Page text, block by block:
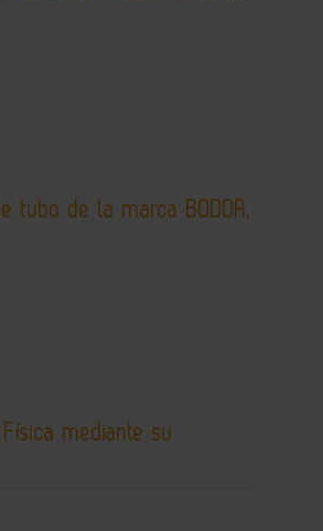
tubo de la marca BODOR,
mediante su